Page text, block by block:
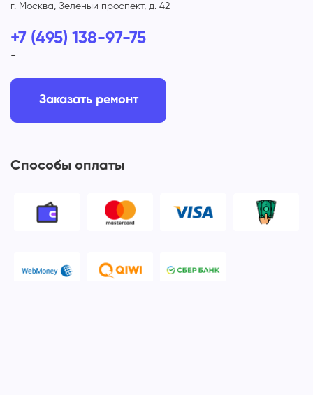
г. Москва, Зеленый проспект, д. 42
+7 (495) 138-97-75
-
Заказать ремонт
Способы оплаты